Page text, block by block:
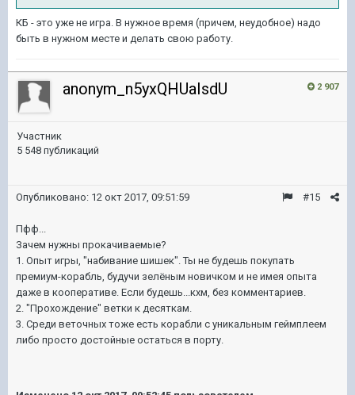
КБ - это уже не игра. В нужное время (причем, неудобное) надо
быть в нужном месте и делать свою работу.
2 907
anonym_n5yxQHUaIsdU
Участник
5 548 публикаций
#15
Опубликовано: 12 окт 2017, 09:51:59
Пфф...
Зачем нужны прокачиваемые?
1. Опыт игры, "набивание шишек". Ты не будешь покупать
премиум-корабль, будучи зелёным новичком и не имея опыта
даже в кооперативе. Если будешь...кхм, без комментариев.
2. "Прохождение" ветки к десяткам.
3. Среди веточных тоже есть корабли с уникальным геймплеем
либо просто достойные остаться в порту.